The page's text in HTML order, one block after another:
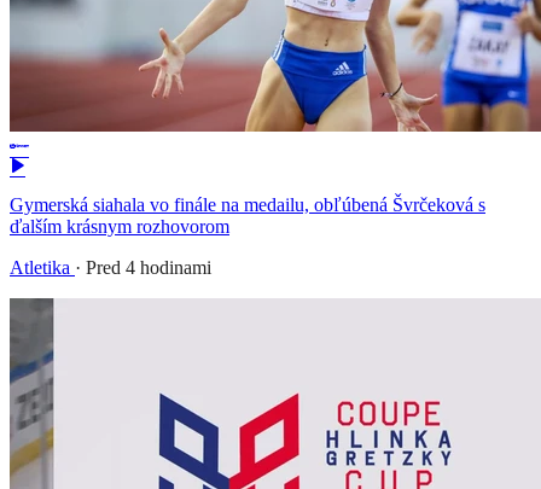
Gymerská siahala vo finále na medailu, obľúbená Švrčeková s
ďalším krásnym rozhovorom
Atletika · Pred 4 hodinami